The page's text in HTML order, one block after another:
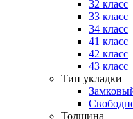
32 класс
33 класс
34 класс
41 класс
42 класс
43 класс
Тип укладки
Толщина